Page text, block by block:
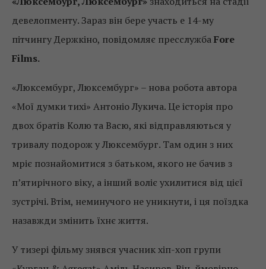
девелопменту. Зараз він бере участь e 14-му
пітчингу Держкіно, повідомляє пресслужбаFore
Films.
«Люксембург, Люксембург» – нова робота автора
«Мої думки тихі» Антоніо Лукича. Це історія про
двох братів Колю та Васю, які відправляються у
тривалу подорож у Люксембург. Там один з них
мріє познайомитися з батьком, якого не бачив з
п’ятирічного віку, а інший воліє ухилитися від цієї
зустрічі. Втім, неминучого не уникнути, і ця поїздка
назавжди змінить їхнє життя.
У тизері фільму знявся учасник хіп-хоп групи